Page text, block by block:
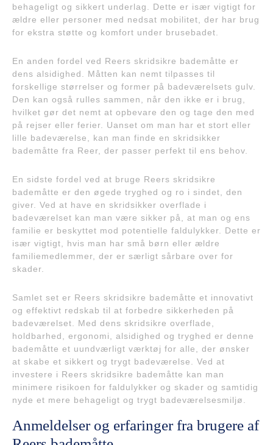
behageligt og sikkert underlag. Dette er især vigtigt for
ældre eller personer med nedsat mobilitet, der har brug
for ekstra støtte og komfort under brusebadet.
En anden fordel ved Reers skridsikre bademåtte er
dens alsidighed. Måtten kan nemt tilpasses til
forskellige størrelser og former på badeværelsets gulv.
Den kan også rulles sammen, når den ikke er i brug,
hvilket gør det nemt at opbevare den og tage den med
på rejser eller ferier. Uanset om man har et stort eller
lille badeværelse, kan man finde en skridsikker
bademåtte fra Reer, der passer perfekt til ens behov.
En sidste fordel ved at bruge Reers skridsikre
bademåtte er den øgede tryghed og ro i sindet, den
giver. Ved at have en skridsikker overflade i
badeværelset kan man være sikker på, at man og ens
familie er beskyttet mod potentielle faldulykker. Dette er
især vigtigt, hvis man har små børn eller ældre
familiemedlemmer, der er særligt sårbare over for
skader.
Samlet set er Reers skridsikre bademåtte et innovativt
og effektivt redskab til at forbedre sikkerheden på
badeværelset. Med dens skridsikre overflade,
holdbarhed, ergonomi, alsidighed og tryghed er denne
bademåtte et uundværligt værktøj for alle, der ønsker
at skabe et sikkert og trygt badeværelse. Ved at
investere i Reers skridsikre bademåtte kan man
minimere risikoen for faldulykker og skader og samtidig
nyde et mere behageligt og trygt badeværelsesmiljø.
Anmeldelser og erfaringer fra brugere af